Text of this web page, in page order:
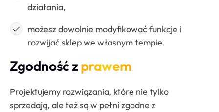
działania,
możesz dowolnie modyfikować funkcje i
rozwijać sklep we własnym tempie.
Zgodność zprawem
Projektujemy rozwiązania, które nie tylko
sprzedają, ale też są w pełni zgodne z